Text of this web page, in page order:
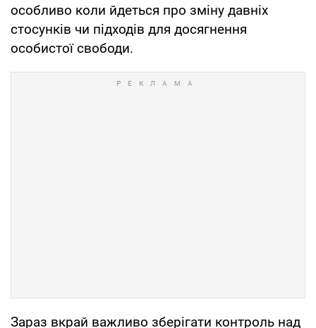
особливо коли йдеться про зміну давніх
стосунків чи підходів для досягнення
особистої свободи.
Зараз вкрай важливо зберігати контроль над